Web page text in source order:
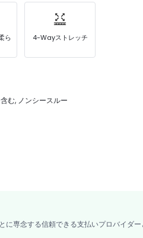
ら
4-Wayストレッチ
む, ノンシースルー
に専念する信頼できる支払いプロバイダ